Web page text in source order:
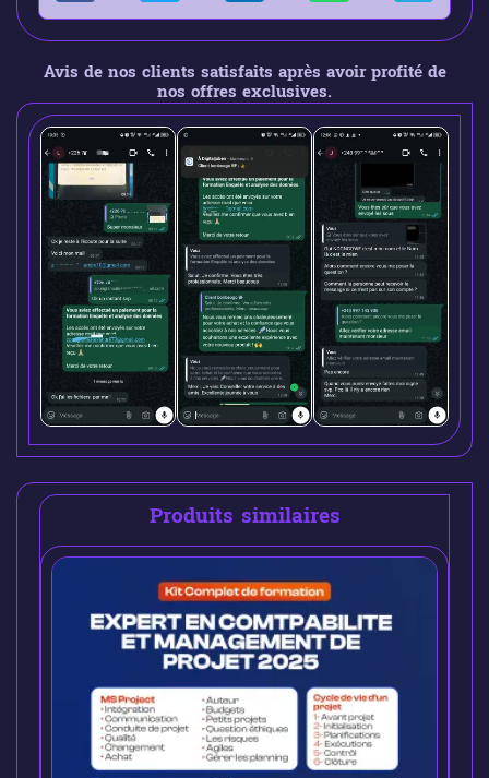
Avis de nos clients satisfaits après avoir profité de
nos offres exclusives.
Produits similaires